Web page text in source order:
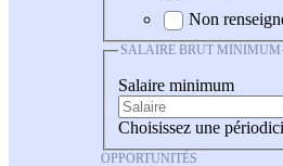
Non
SALAIRE BRUT MINIMUM
Salaire minimum
Choisissez une
OPPORTUNITÉS